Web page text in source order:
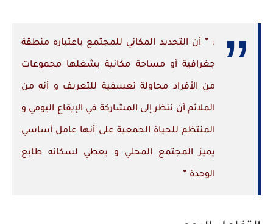
: ” أن التحديد المكاني للمجتمع باعتباره منطقة
جغرافية أو مساحة مكانية يشغلها مجموعات
من الأفراد محاولة تعسفية للتعريف و أنه من
الملائم أن ننظر إلى المشاركة في الإيقاع اليومي و
المنتظم للحياة الجمعية على أنها عامل أساسي
يميز المجتمع المحلي و يعطي لسكانه طابع
الوحدة ”